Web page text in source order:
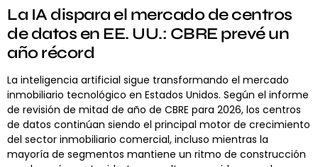
La IA dispara el mercado de centros
de datos en EE. UU.: CBRE prevé un
año récord
La inteligencia artificial sigue transformando el mercado
inmobiliario tecnológico en Estados Unidos. Según el informe
de revisión de mitad de año de CBRE para 2026, los centros
de datos continúan siendo el principal motor de crecimiento
del sector inmobiliario comercial, incluso mientras la
mayoría de segmentos mantiene un ritmo de construcción